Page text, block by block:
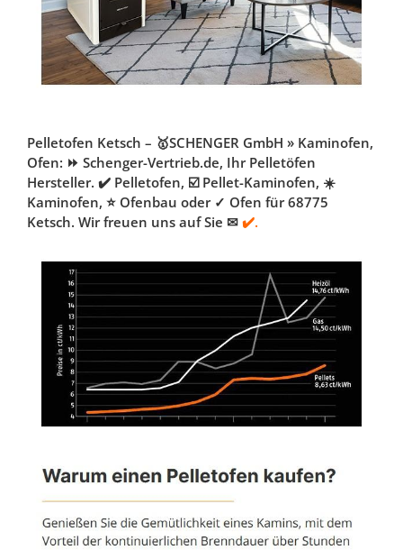
Pelletofen Ketsch – 🥇SCHENGER GmbH » Kaminofen,
Ofen: ⏩ Schenger-Vertrieb.de, Ihr Pelletöfen
Hersteller. ✔️ Pelletofen, ☑️ Pellet-Kaminofen, ☀️
Kaminofen, ⭐ Ofenbau oder ✓ Ofen für 68775
Ketsch. Wir freuen uns auf Sie ✉ ✔️.